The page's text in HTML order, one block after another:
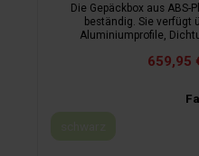
Die Gepäckbox aus ABS-
beständig. Sie verfügt
Aluminiumprofile,
kompatiblen659,95